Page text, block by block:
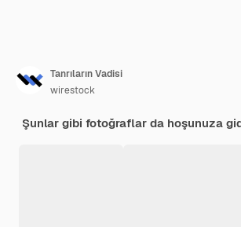
Tanrıların Vadisi
wirestock
Şunlar gibi fotoğraflar da hoşunuza